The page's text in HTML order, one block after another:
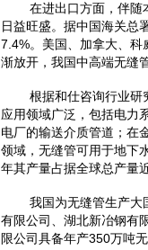
在进出口方面，伴随
日益旺盛。据中国海关总
7.4%。美国、加拿大、
渐放开，我国中高端无缝
根据和仕咨询行业研
应用领域广泛，包括电力
电厂的输送介质管道；在
领域，无缝管可用于地下
年其产量占据全球总产量
我国为无缝管生产大
有限公司、湖北新冶钢有
限公司具备年产350万吨